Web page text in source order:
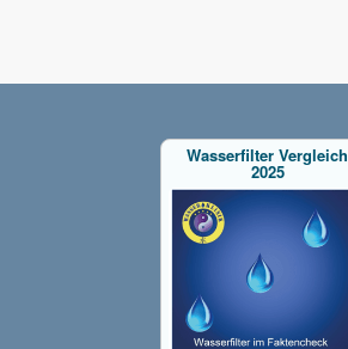
Wasserfilter Vergleich
2025